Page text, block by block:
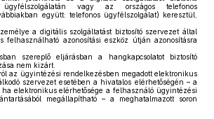
vagy az országos telefonos
együtt: telefonos ügyfélszolgálat) keresztül,
a digitális szolgáltatást biztosító szervezet által
felhasználható azonosítási eszköz útján azonosításra
szereplő eljárásban a hangkapcsolatot biztosító
nem kizárt.
az ügyintézési rendelkezésben megadott elektronikus
szervezet esetében a hivatalos elérhetőségén – a
ha elektronikus elérhetősége a felhasználó ügyintézési
megállapítható – a meghatalmazott soron